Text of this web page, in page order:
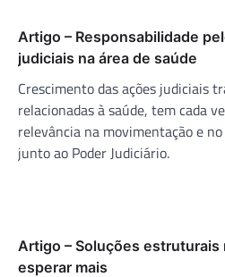
Artigo – Responsabilidade
judiciais na área de saúde
Crescimento das ações judiciais
relacionadas à saúde, tem cada
relevância na movimentação e
junto ao Poder Judiciário.
Artigo – Soluções estruturais
esperar mais